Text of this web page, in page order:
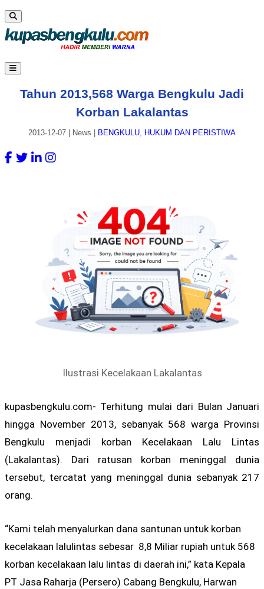
Tahun 2013,568 Warga Bengkulu Jadi
Korban Lakalantas
2013-12-07 News BENGKULU, HUKUM DAN PERISTIWA
Ilustrasi Kecelakaan Lakalantas
kupasbengkulu.com- Terhitung mulai dari Bulan Januari
hingga November 2013, sebanyak 568 warga Provinsi
Bengkulu menjadi korban Kecelakaan Lalu Lintas
(Lakalantas). Dari ratusan korban meninggal dunia
tersebut, tercatat yang meninggal dunia sebanyak 217
orang.
“Kami telah menyalurkan dana santunan untuk korban
kecelakaan lalulintas sebesar 8,8 Miliar rupiah untuk 568
korban kecelakaan lalu lintas di daerah ini,” kata Kepala
PT Jasa Raharja (Persero) Cabang Bengkulu, Harwan